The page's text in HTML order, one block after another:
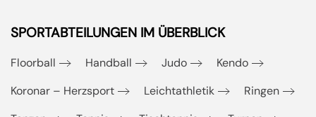
SPORTABTEILUNGEN IM ÜBERBLICK
Floorball Handball Judo
Kendo
Koronar – Herzsport
Leichtathletik
Ringen